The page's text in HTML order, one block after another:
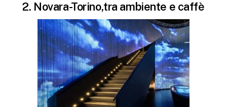
2. Novara-Torino,tra ambiente e caffè